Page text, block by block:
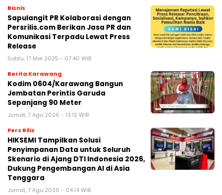
Bisnis
Sapulangit PR Kolaborasi dengan
Persrilis.com Berikan Jasa PR dan
Komunikasi Terpadu Lewat Press
Release
Sabtu, 17 Mei 2025 - 07:40 WIB
Berita Karawang
Kodim 0604/Karawang Bangun
Jembatan Perintis Garuda
Sepanjang 90 Meter
Jumat, 7 Agu 2026 - 13:12 WIB
Pers Rilis
HIKSEMI Tampilkan Solusi
Penyimpanan Data untuk Seluruh
Skenario di Ajang DTI Indonesia 2026,
Dukung Pengembangan AI di Asia
Tenggara
Jumat, 7 Agu 2026 - 04:14 WIB